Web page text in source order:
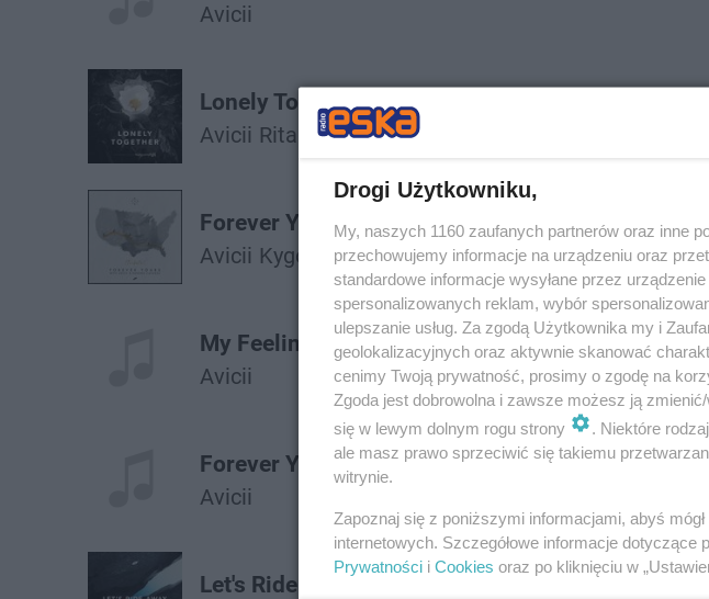
Avicii
Lonely Together
Avicii Rita Ora
Forever Yours
Avicii Kygo
My Feelings for You
Avicii
Forever Yours
Avicii
Let's Ride Away
Drogi Użytkowniku,
My, naszych 1160 zaufanych partnerów oraz inne
przechowujemy informacje na urządzeniu oraz
standardowe informacje wysyłane przez
spersonalizowanych reklam, wybór
ulepszanie usług. Za zgodą Użytkownika my i
geolokalizacyjnych oraz aktywnie skanować
cenimy Twoją prywatność, prosimy o zgodę na
Zgoda jest dobrowolna i zawsze możesz ją
się w lewym dolnym rogu strony
. Niektóre
ale masz prawo sprzeciwić się takiemu
witrynie.
Zapoznaj się z poniższymi informacjami, abyś
internetowych. Szczegółowe informacje
Prywatności i Cookies oraz po kliknięciu w